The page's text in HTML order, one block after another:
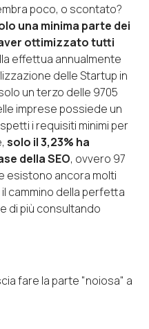
poco, o scontato?
una minima parte dei
ottimizzato tutti
effettua annualmente
delle Startup in
un terzo delle 9705
imprese possiede un
i requisiti minimi per
solo il 3,23% ha
della SEO, ovvero 97
esistono ancora molti
cammino della perfetta
di più consultando
fare la parte "noiosa" a